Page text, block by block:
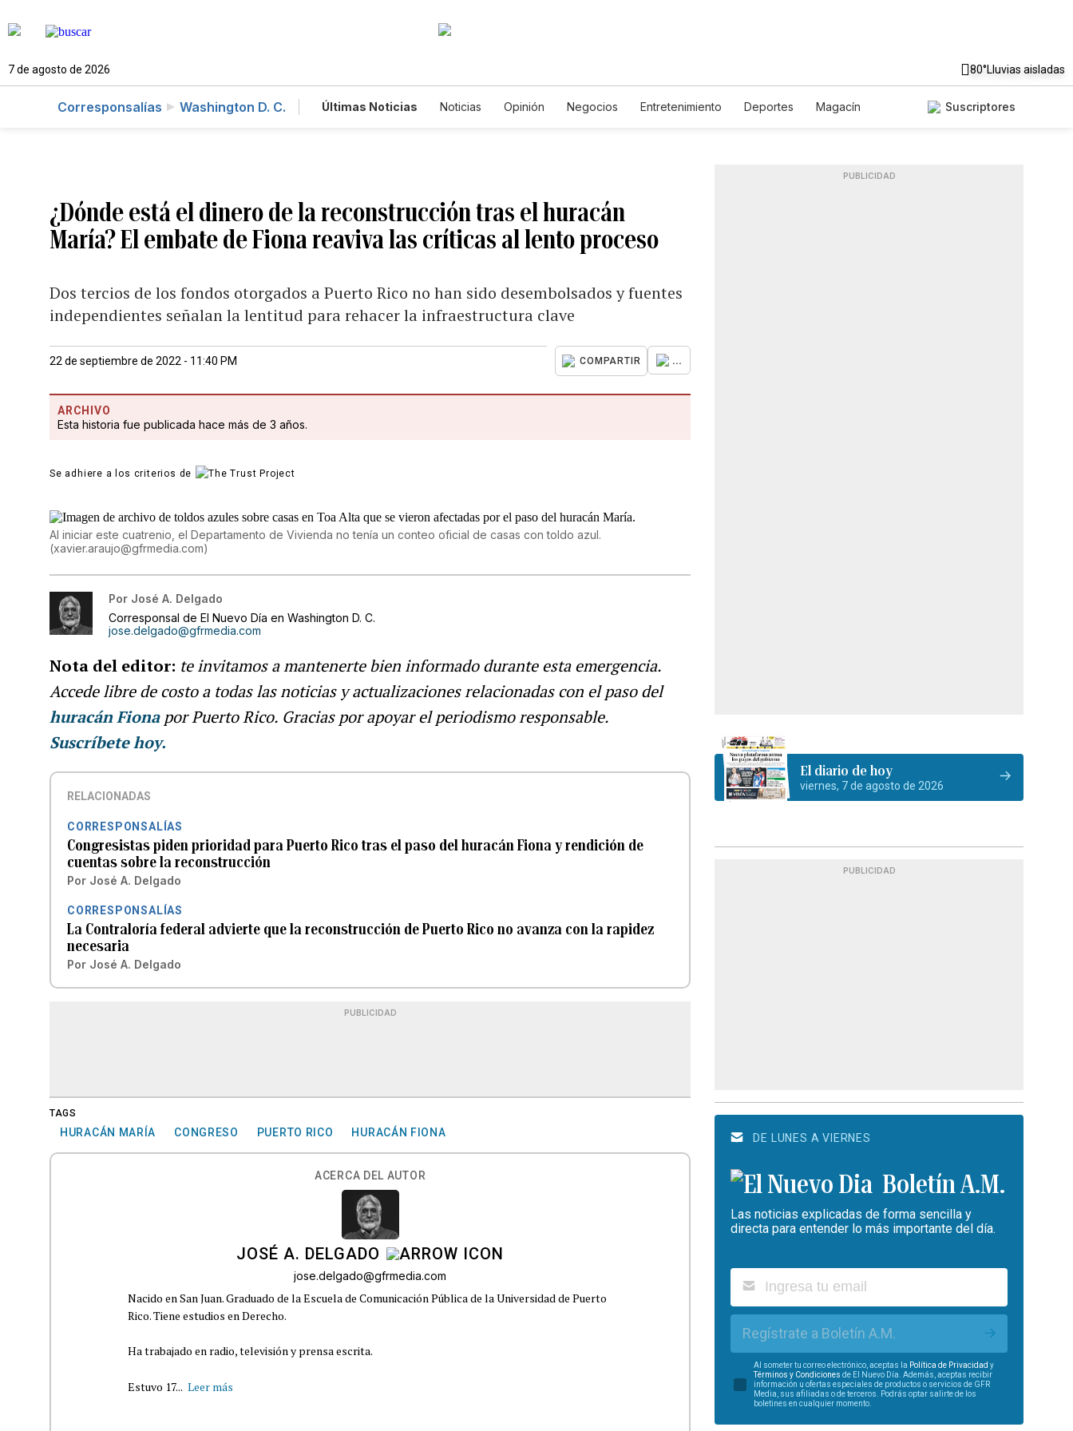
7 de agosto de 2026 80°Lluvias aisladas
Corresponsalías Washington D. C. Últimas Noticias Noticias Opinión Negocios Entretenimiento Deportes
Magacín
Suscriptores
¿Dónde está el dinero de la reconstrucción tras el huracán
María? El embate de Fiona reaviva las críticas al lento proceso
Dos tercios de los fondos otorgados a Puerto Rico no han sido desembolsados y fuentes
independientes señalan la lentitud para rehacer la infraestructura clave
22 de septiembre de 2022 - 11:40 PM COMPARTIR ...
ARCHIVO
Esta historia fue publicada hace más de 3 años.
Se adhiere a los criterios de
Al iniciar este cuatrenio, el Departamento de Vivienda no tenía un conteo oficial de casas con toldo azul.
(xavier.araujo@gfrmedia.com)
Por José A. Delgado
Corresponsal de El Nuevo Día en Washington D. C.
jose.delgado@gfrmedia.com
Nota del editor: te invitamos a mantenerte bien informado durante esta emergencia.
Accede libre de costo a todas las noticias y actualizaciones relacionadas con el paso del
huracán Fionapor Puerto Rico. Gracias por apoyar el periodismo responsable.
Suscríbete hoy.
RELACIONADAS
CORRESPONSALÍAS
Congresistas piden prioridad para Puerto Rico tras el paso del huracán Fiona y rendición de
cuentas sobre la reconstrucción
Por José A. Delgado
CORRESPONSALÍAS
La Contraloría federal advierte que la reconstrucción de Puerto Rico no avanza con la rapidez
necesaria
Por José A. Delgado
PUBLICIDAD
TAGS
HURACÁN MARÍA CONGRESO PUERTO RICO HURACÁN FIONA
ACERCA DEL AUTOR
JOSÉ A. DELGADO
jose.delgado@gfrmedia.com
Nacido en San Juan. Graduado de la Escuela de Comunicación Pública de la Universidad de Puerto
Rico. Tiene estudios en Derecho.
Ha trabajado en radio, televisión y prensa escrita.
Estuvo 17... Leer más
PUBLICIDAD
El diario de hoy
viernes, 7 de agosto de 2026
PUBLICIDAD
DE LUNES A VIERNES
Boletín A.M.
Las noticias explicadas de forma sencilla y
directa para entender lo más importante del día.
Regístrate a Boletín A.M.
Al someter tu correo electrónico, aceptas la Política de Privacidad y
Términos y Condiciones de El Nuevo Día. Además, aceptas recibir
información u ofertas especiales de productos o servicios de GFR
Media, sus afiliadas o de terceros. Podrás optar salirte de los
boletines en cualquier momento.